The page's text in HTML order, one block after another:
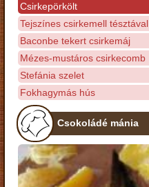
Csirkepörkölt
Tejszínes csirkemell tésztával
Baconbe tekert csirkemáj
Mézes-mustáros csirkecomb
Stefánia szelet
Fokhagymás hús
Csokoládé mánia